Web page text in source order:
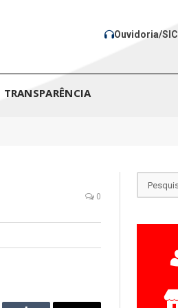
Ouvidoria/SIC
TRANSPARÊNCIA
0